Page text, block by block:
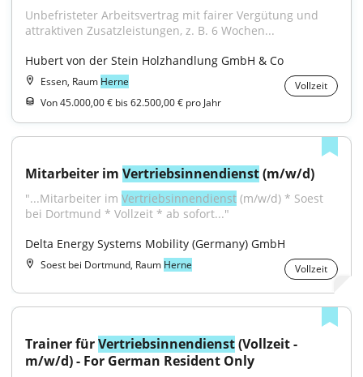
Unbefristeter Arbeitsvertrag mit fairer Vergütung und
attraktiven Zusatzleistungen, z. B. 6 Wochen...
Hubert von der Stein Holzhandlung GmbH & Co
Essen, Raum Herne
Vollzeit
Von 45.000,00 € bis 62.500,00 € pro Jahr
Mitarbeiter im Vertriebsinnendienst (m/w/d)
"...Mitarbeiter im Vertriebsinnendienst (m/w/d) * Soest
bei Dortmund * Vollzeit * ab sofort..."
Delta Energy Systems Mobility (Germany) GmbH
Soest bei Dortmund, Raum Herne Vollzeit
Trainer für Vertriebsinnendienst (Vollzeit -
m/w/d) - For German Resident Only